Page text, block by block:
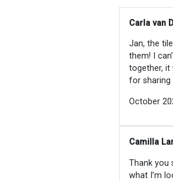
Carla van
Jan, the
them! I
together, it
for sharing
October
Camilla
Thank you
what I’m